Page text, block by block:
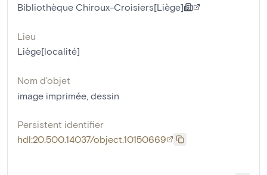
Bibliothèque Chiroux-Croisiers[Liège]
Lieu
Liège[localité]
Nom d'objet
image imprimée, dessin
Persistent identifier
hdl:20.500.14037/object.10150669